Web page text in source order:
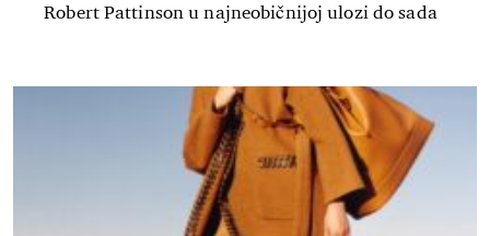
Robert Pattinson u najneobičnijoj ulozi do sada